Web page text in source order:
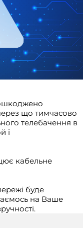
що тимчасово
телебачення в
і
кабельне
буде
на Ваше